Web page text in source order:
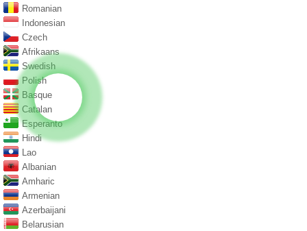
Romanian
Indonesian
Czech
Afrikaans
Swedish
Polish
Basque
Catalan
Esperanto
Hindi
Lao
Albanian
Amharic
Armenian
Azerbaijani
Belarusian